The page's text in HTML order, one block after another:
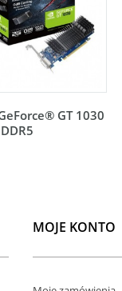
GT 1030
MOJE KONTO